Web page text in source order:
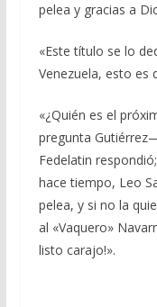
pelea y gracias a
«Este título se lo
Venezuela, esto es
«¿Quién es el
pregunta
Fedelatin
hace tiempo, Leo
pelea, y si no la
al «Vaquero»
listo carajo!».